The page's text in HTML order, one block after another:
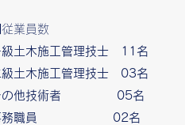
従業員数
級土木施工管理技士 11名
級土木施工管理技士 03名
の他技術者 05名
務職員 02名